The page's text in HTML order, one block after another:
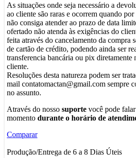
As situações onde seja necessário a
ao cliente são raras e ocorrem quando
não consiga atender ao prazo de data
ofertado não atenda às exigências do
feita através do cancelamento da compra
de cartão de crédito, podendo ainda ser
transferencia bancária ou pix diretamente
cliente.
Resoluções desta natureza podem ser
mail contatomactan@gmail.com sempre
no assunto.
Através do nosso suporte você pode
momento durante o horário de
Comparar
Produção/Entrega de 6 a 8 Dias Úteis